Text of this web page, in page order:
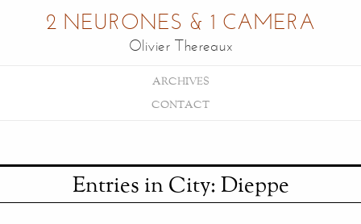
2 NEURONES & 1 CAMERA
Olivier Thereaux
ARCHIVES
CONTACT
Entries in City: Dieppe